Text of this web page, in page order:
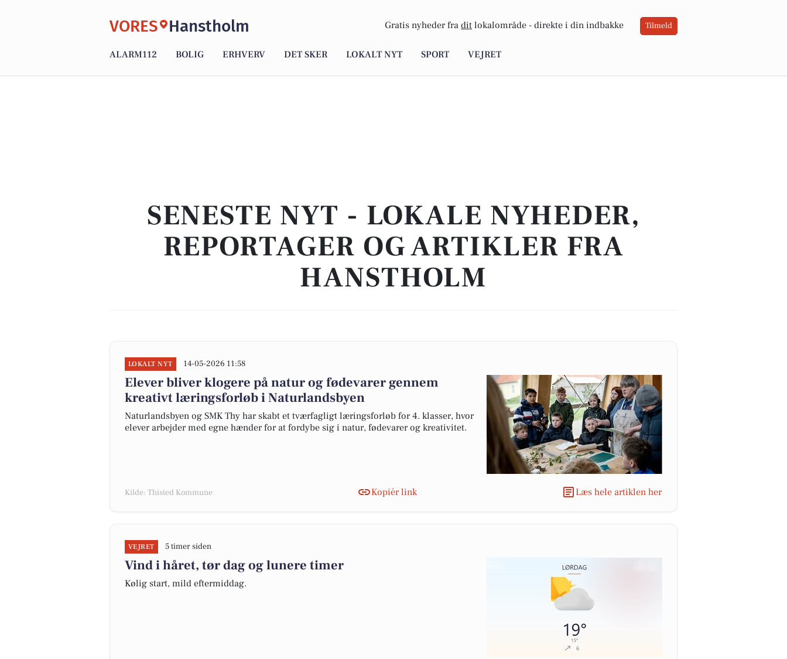
VORES Hanstholm Gratis nyheder fra dit lokalområde - direkte i din indbakke Tilmeld
ALARM112 BOLIG ERHVERV DET SKER LOKALT NYT SPORT VEJRET
SENESTE NYT - LOKALE NYHEDER,
REPORTAGER OG ARTIKLER FRA
HANSTHOLM
LOKALT NYT 14-05-2026 11:58
Elever bliver klogere på natur og fødevarer gennem
kreativt læringsforløb i Naturlandsbyen
Naturlandsbyen og SMK Thy har skabt et tværfagligt læringsforløb for 4. klasser, hvor
elever arbejder med egne hænder for at fordybe sig i natur, fødevarer og kreativitet.
Kilde: Thisted Kommune Kopiér link Læs hele artiklen her
VEJRET 5 timer siden
Vind i håret, tør dag og lunere timer
Kølig start, mild eftermiddag.